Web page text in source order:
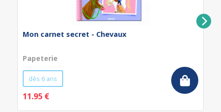
Mon carnet secret - Chevaux
Papeterie
dès 6 ans
11.95 €